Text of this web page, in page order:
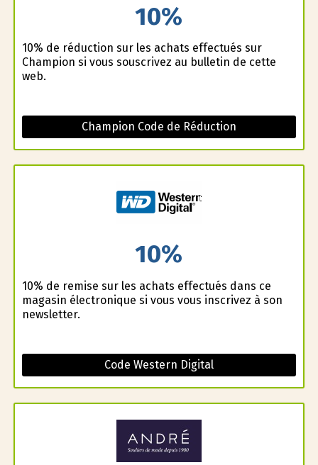
10%
10% de réduction sur les achats effectués sur
Champion si vous souscrivez au bulletin de cette
web.
Champion Code de Réduction
10%
10% de remise sur les achats effectués dans ce
magasin électronique si vous vous inscrivez à son
newsletter.
Code Western Digital